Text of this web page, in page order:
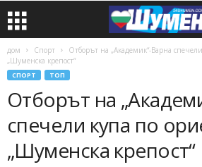
дом Спорт
Отборът на „Академик“-Варна
„Шуменска крепост“
СПОРТ ТОП
Отборът на
спечели купа по
„Шуменска крепост“